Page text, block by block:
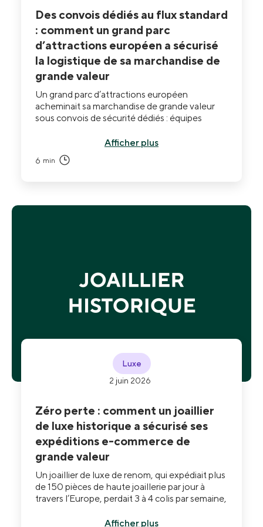
Des convois dédiés au flux standard
: comment un grand parc
d’attractions européen a sécurisé
la logistique de sa marchandise de
grande valeur
Un grand parc d’attractions européen
acheminait sa marchandise de grande valeur
sous convois de sécurité dédiés : équipes
hebdomadaires, transferts synchronisés sur
huit points de vente. Après le déploiement de
THE BOX, l’ensemble du flux est passé en
Afficher plus
6 min
Luxe
2 juin 2026
Zéro perte : comment un joaillier
de luxe historique a sécurisé ses
expéditions e-commerce de
grande valeur
Un joaillier de luxe de renom, qui expédiait plus
de 150 pièces de haute joaillerie par jour à
travers l’Europe, perdait 3 à 4 colis par semaine,
Les garanties standard des transporteurs
Afficher plus